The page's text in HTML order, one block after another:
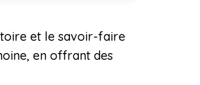
et le savoir-faire
en offrant des